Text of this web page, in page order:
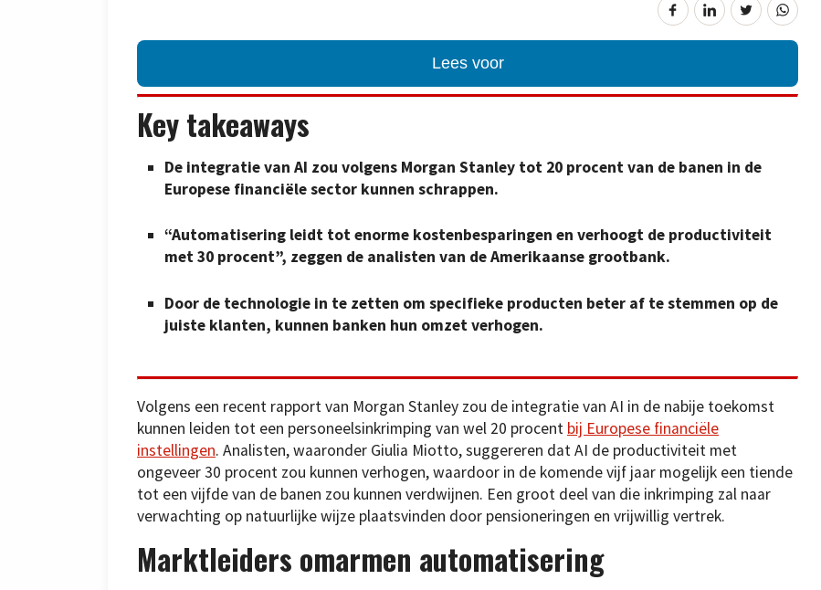
Lees voor
Key takeaways
De integratie van AI zou volgens Morgan Stanley tot 20 procent van de banen in de
Europese financiële sector kunnen schrappen.
“Automatisering leidt tot enorme kostenbesparingen en verhoogt de productiviteit
met 30 procent”, zeggen de analisten van de Amerikaanse grootbank.
Door de technologie in te zetten om specifieke producten beter af te stemmen op de
juiste klanten, kunnen banken hun omzet verhogen.
Volgens een recent rapport van Morgan Stanley zou de integratie van AI in de nabije toekomst
kunnen leiden tot een personeelsinkrimping van wel 20 procent bij Europese financiële
instellingen. Analisten, waaronder Giulia Miotto, suggereren dat AI de productiviteit met
ongeveer 30 procent zou kunnen verhogen, waardoor in de komende vijf jaar mogelijk een tiende
tot een vijfde van de banen zou kunnen verdwijnen. Een groot deel van die inkrimping zal naar
verwachting op natuurlijke wijze plaatsvinden door pensioneringen en vrijwillig vertrek.
Marktleiders omarmen automatisering